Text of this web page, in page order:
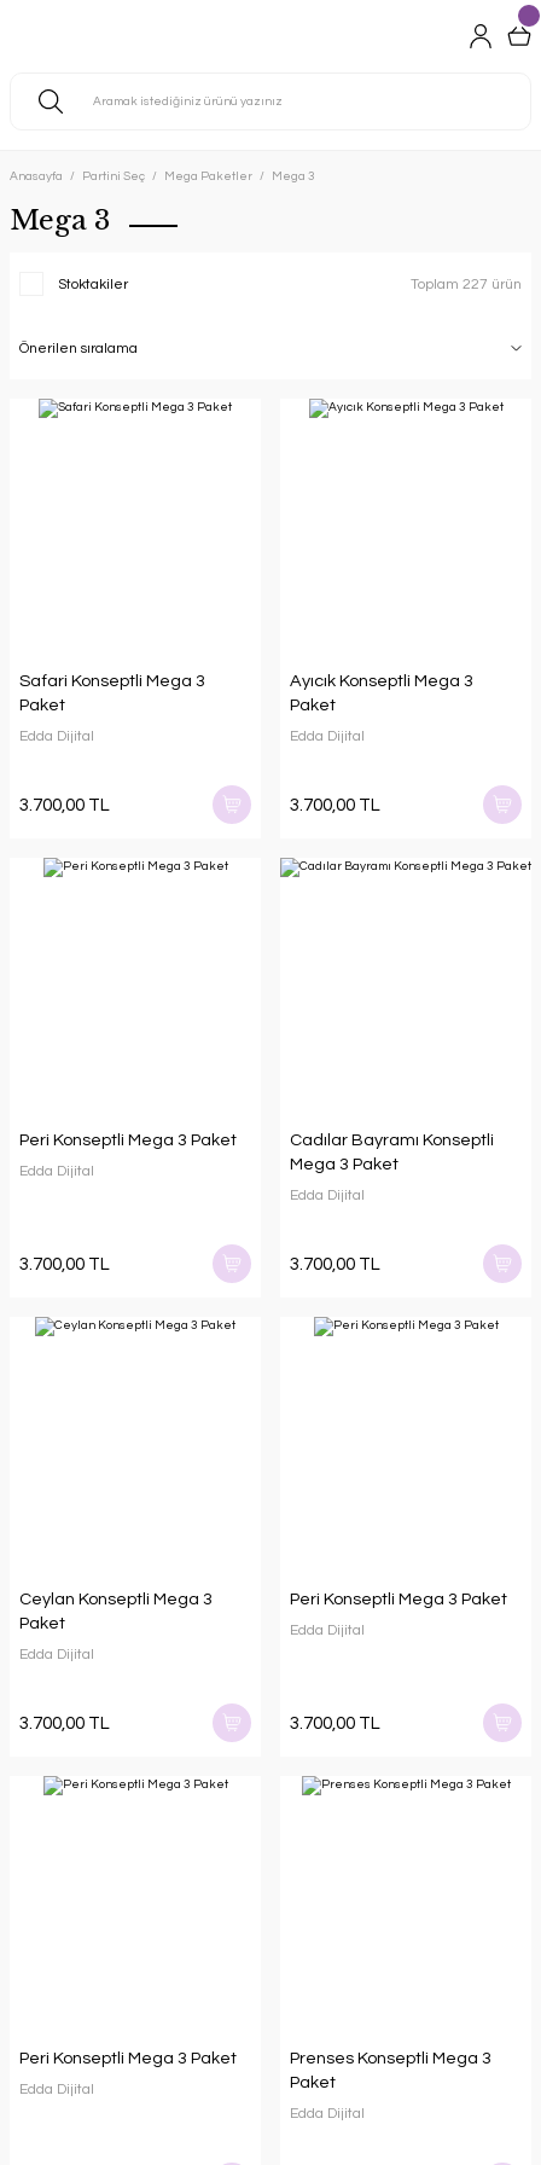
Anasayfa Partini Seç Mega Paketler Mega 3
Mega 3
Stoktakiler Toplam 227 ürün
Safari Konseptli Mega 3
Paket
Edda Dijital
3.700,00 TL
Ayıcık Konseptli Mega 3
Paket
Edda Dijital
3.700,00 TL
Peri Konseptli Mega 3 Paket
Edda Dijital
3.700,00 TL
Cadılar Bayramı Konseptli
Mega 3 Paket
Edda Dijital
3.700,00 TL
Ceylan Konseptli Mega 3
Paket
Edda Dijital
3.700,00 TL
Peri Konseptli Mega 3 Paket
Edda Dijital
3.700,00 TL
Peri Konseptli Mega 3 Paket
Edda Dijital
Prenses Konseptli Mega 3
Paket
Edda Dijital